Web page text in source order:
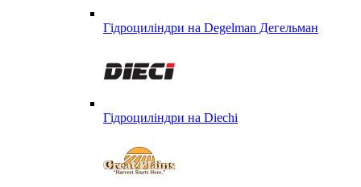
Гідроциліндри на Degelman Дегельман
Гідроциліндри на Diechi